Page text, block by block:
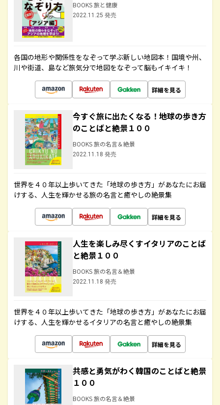
BOOKS 旅と健康
2022.11.25 発売
各国の地形や関係性をなぞって学ぶ新しい地図本！国境や州、
川や街道、島など旅気分で地図をなぞって脳もイキイキ！
詳細を見る
今すぐ旅に出たくなる！地球の歩き方
のことばと絶景１００
BOOKS 旅の名言＆絶景
2022.11.18 発売
世界を４０年以上歩いてきた「地球の歩き方」があなたにお届
けする、人生を輝かせる旅の名言と癒やしの絶景集
詳細を見る
人生を楽しみ尽くすイタリアのことば
と絶景１００
BOOKS 旅の名言＆絶景
2022.11.18 発売
世界を４０年以上歩いてきた「地球の歩き方」があなたにお届
けする、人生を輝かせるイタリアの名言と癒やしの絶景集
詳細を見る
共感と勇気がわく韓国のことばと絶景
１００
BOOKS 旅の名言＆絶景